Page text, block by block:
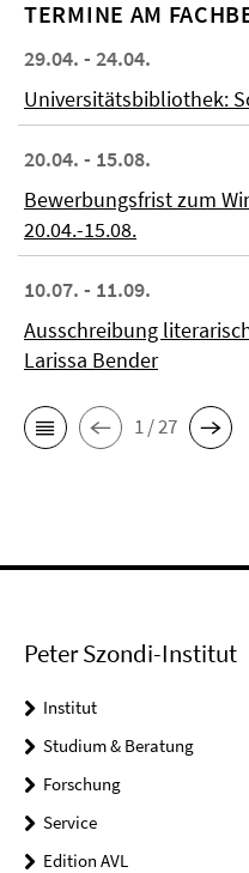
TERMINE AM
29.04. - 24.04.
Universitätsbibliothek:
20.04. - 15.08.
Bewerbungsfrist zum
20.04.-15.08.
10.07. - 11.09.
Ausschreibung
Larissa Bender
1 / 27
Peter Szondi-Institut
Institut
Studium & Beratung
Forschung
Service
Edition AVL